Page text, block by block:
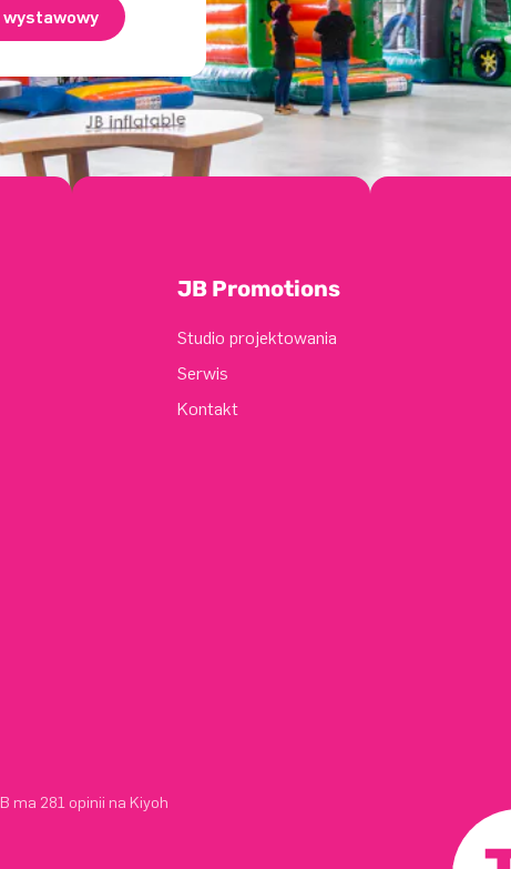
JB Promotions
Studio projektowania
Serwis
Kontakt
ma 281 opinii na Kiyoh